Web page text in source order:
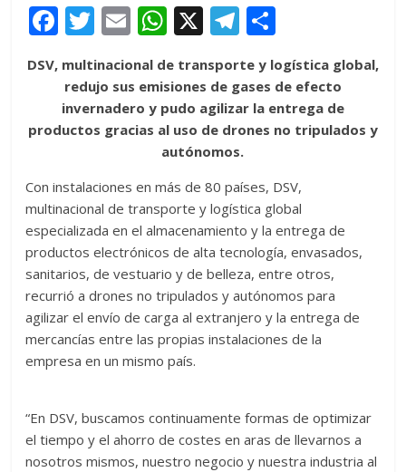
F
ac
e
b
o
k
T
w
itt
er
E
m
ai
l
W
at
s
A
p
p
X T
e
gr
a
m
m
p
ar
r
DSV, multinacional de transporte y logística global,
redujo sus emisiones de gases de efecto
invernadero y pudo agilizar la entrega de
productos gracias al uso de drones no tripulados y
autónomos.
Con instalaciones en más de 80 países, DSV,
multinacional de transporte y logística global
especializada en el almacenamiento y la entrega de
productos electrónicos de alta tecnología, envasados,
sanitarios, de vestuario y de belleza, entre otros,
recurrió a drones no tripulados y autónomos para
agilizar el envío de carga al extranjero y la entrega de
mercancías entre las propias instalaciones de la
empresa en un mismo país.
“En DSV, buscamos continuamente formas de optimizar
el tiempo y el ahorro de costes en aras de llevarnos a
nosotros mismos, nuestro negocio y nuestra industria al